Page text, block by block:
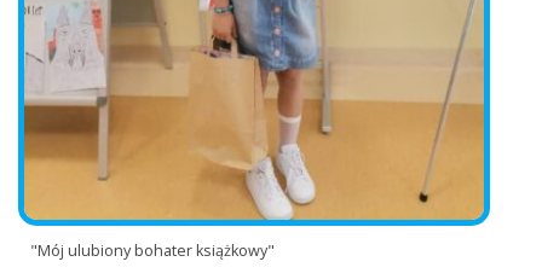
"Mój ulubiony bohater książkowy"